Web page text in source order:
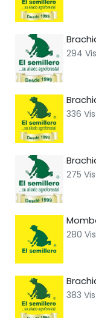
294
336
275
280
383